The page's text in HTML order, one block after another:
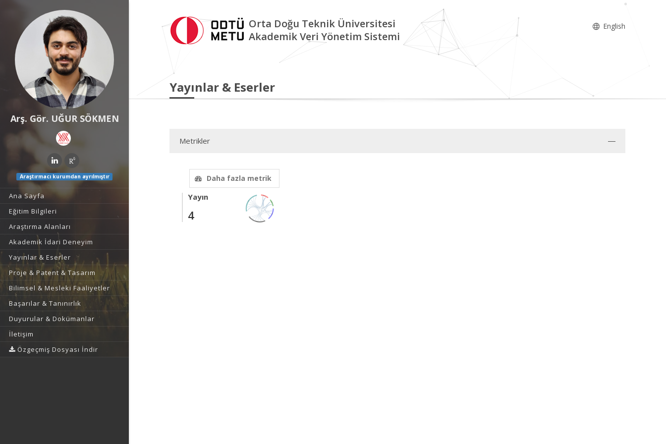
Arş. Gör. UĞUR SÖKMEN
Araştırmacı kurumdan ayrılmıştır
Ana Sayfa
Eğitim Bilgileri
Araştırma Alanları
Akademik İdari Deneyim
Yayınlar & Eserler
Proje & Patent & Tasarım
Bilimsel & Mesleki Faaliyetler
Başarılar & Tanınırlık
Duyurular & Dokümanlar
İletişim
Özgeçmiş Dosyası İndir
Orta Doğu Teknik Üniversitesi
Akademik Veri Yönetim Sistemi
English
Yayınlar & Eserler
Metrikler
Daha fazla metrik
Yayın
4